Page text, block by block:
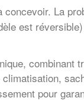
La
est
combinant
climatisation,
pour